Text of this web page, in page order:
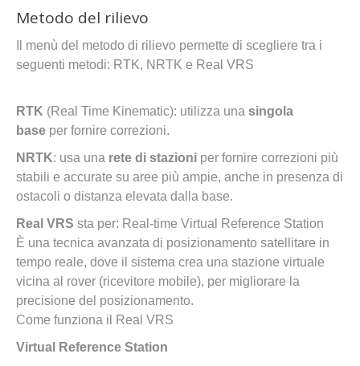
Metodo del rilievo
Il menù del metodo di rilievo permette di scegliere tra i
seguenti metodi: RTK, NRTK e Real VRS
RTK (Real Time Kinematic): utilizza una singola
base per fornire correzioni.
NRTK: usa una rete di stazioni per fornire correzioni più
stabili e accurate su aree più ampie, anche in presenza di
ostacoli o distanza elevata dalla base.
Real VRS sta per: Real-time Virtual Reference Station
È una tecnica avanzata di posizionamento satellitare in
tempo reale, dove il sistema crea una stazione virtuale
vicina al rover (ricevitore mobile), per migliorare la
precisione del posizionamento.
Come funziona il Real VRS
Virtual Reference Station